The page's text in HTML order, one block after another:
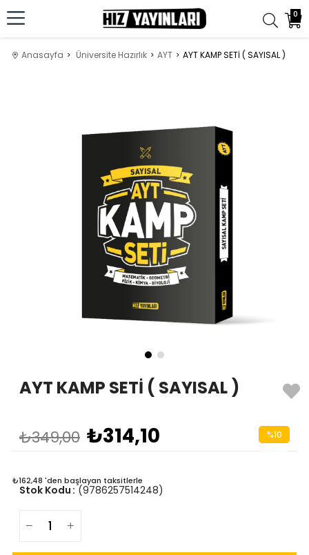
0
Anasayfa Üniversite Hazırlık AYT AYT KAMP SETİ ( SAYISAL )
AYT KAMP SETİ ( SAYISAL )
₺349,00 ₺314,10 %10
₺162,48 'den başlayan taksitlerle
(9786257514248)
Stok Kodu